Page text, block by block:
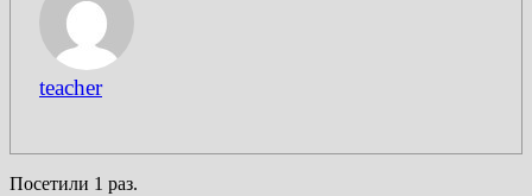
teacher
Посетили 1 раз.